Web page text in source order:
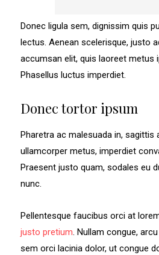
Donec ligula sem, dignissim quis
lectus. Aenean scelerisque, justo
accumsan elit, quis laoreet metus
Phasellus luctus imperdiet.
Donec tortor ipsum
Pharetra ac malesuada in, sagittis
ullamcorper metus, imperdiet
Praesent justo quam, sodales eu
nunc.
Pellentesque faucibus orci at
justo pretium. Nullam congue,
sem orci lacinia dolor, ut congue